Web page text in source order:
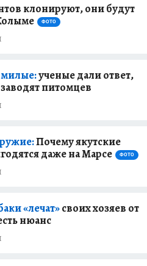
клонируют, они будут
ФОТО
ученые дали ответ,
питомцев
Почему якутские
даже на Марсе
ФОТО
«лечат»своих хозяев от
нюанс